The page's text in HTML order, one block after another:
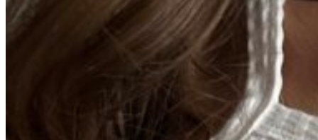
Магазины
О бренде ADELOVE